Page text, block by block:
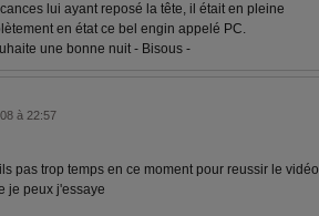
lui ayant reposé la tête, il était en pleine
en état ce bel engin appelé PC.
une bonne nuit - Bisous -
à 22:57
pas trop temps en ce moment pour reussir le vidéo
je peux j'essaye